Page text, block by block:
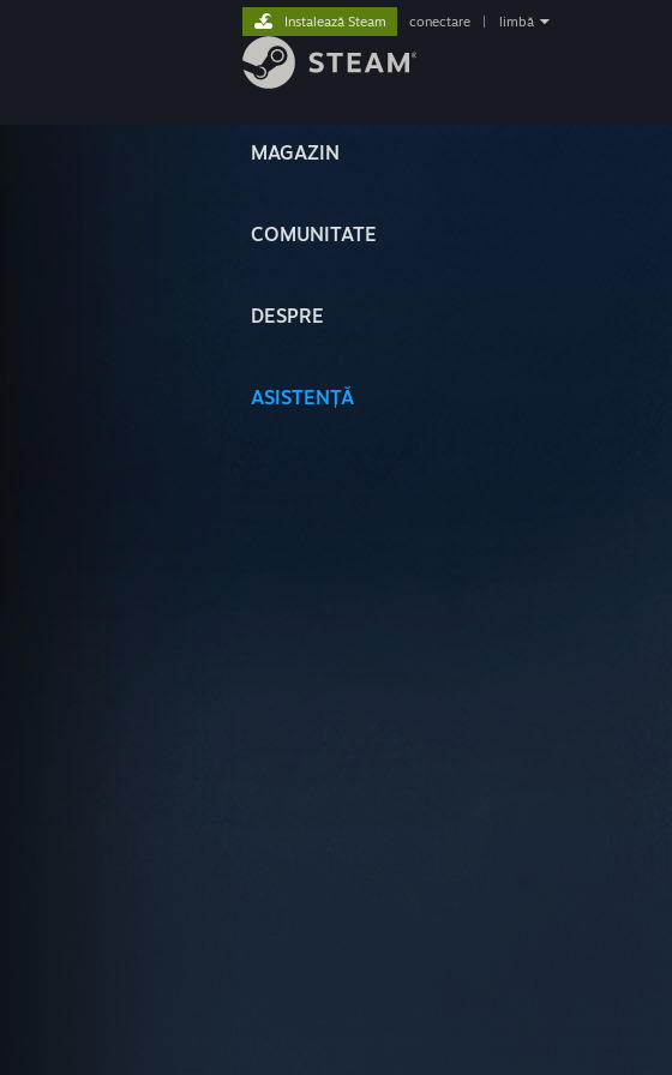
MAGAZIN
COMUNITATE
DESPRE
ASISTENȚĂ
Instalează Steam conectare limbă